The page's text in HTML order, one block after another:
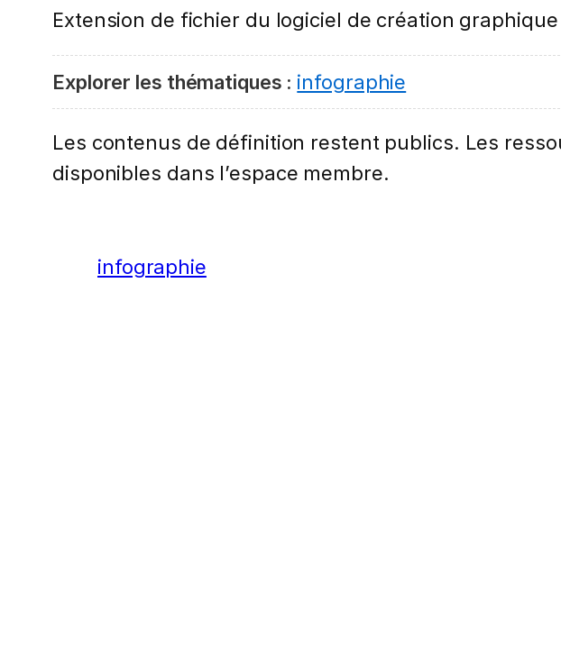
Extension de fichier du logiciel de création
Explorer les thématiques : infographie
Les contenus de définition restent publics. Les
disponibles dans l’espace membre.
infographie